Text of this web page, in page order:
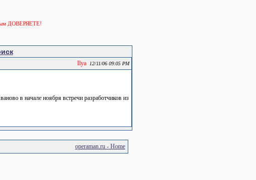
ДОВЕРЯЕТЕ!
Ilya 12/11/06 09:05 PM
в начале ноября встречи разработчиков из
operaman.ru - Home